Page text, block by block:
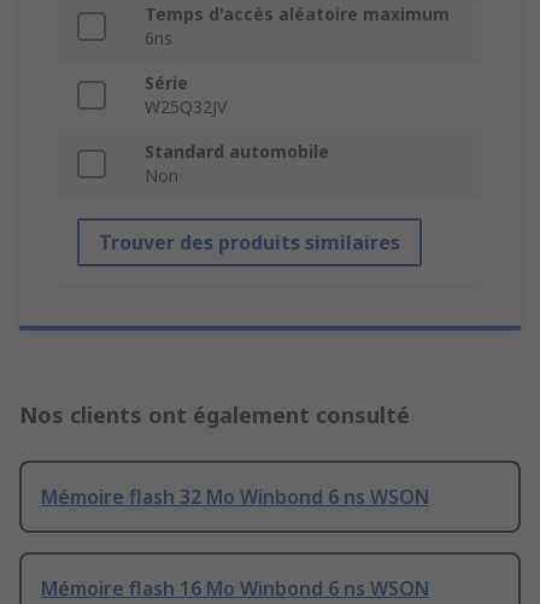
Temps d'accès aléatoire maximum
6ns
Série
W25Q32JV
Standard automobile
Non
Trouver des produits similaires
Nos clients ont également consulté
Mémoire flash 32 Mo Winbond 6 ns WSON
Mémoire flash 16 Mo Winbond 6 ns WSON